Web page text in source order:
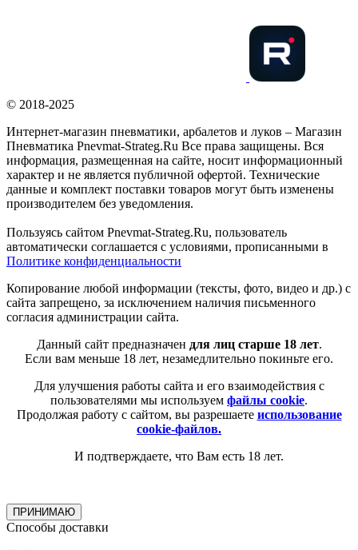
© 2018-2025
Интернет-магазин пневматики, арбалетов и луков – Магазин
Пневматика Pnevmat-Strateg.Ru Все права защищены. Вся
информация, размещенная на сайте, носит информационный
характер и не является публичной офертой. Технические
данные и комплект поставки товаров могут быть изменены
производителем без уведомления.
Пользуясь сайтом Pnevmat-Strateg.Ru, пользователь
автоматически соглашается с условиями, прописанными в
Политике конфиденциальности
Копирование любой информации (тексты, фото, видео и др.) с
сайта запрещено, за исключением наличия письменного
согласия администрации сайта.
Данный сайт предназначен для лиц старше 18 лет.
Если вам меньше 18 лет, незамедлительно покиньте его.
Для улучшения работы сайта и его взаимодействия с
пользователями мы используем файлы cookie.
Продолжая работу с сайтом, вы разрешаете использование
cookie-файлов.
И подтверждаете, что Вам есть 18 лет.
ПРИНИМАЮ
Способы доставки